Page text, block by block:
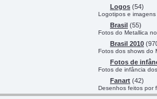
Logos (54)
Logotipos e
Brasil (55)
Fotos do Metallica
Brasil 2010
Fotos dos shows do
Fotos de
Fotos de infância
Fanart (42)
Desenhos feitos por